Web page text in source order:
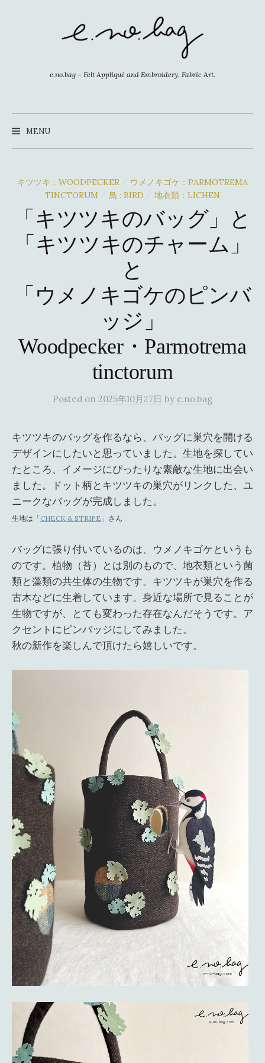
ッ
プ
e.no.bag – Felt Appliqué and Embroidery, Fabric Art.
MENU
キツツキ：WOODPECKER / ウメノキゴケ：PARMOTREMA
TINCTORUM
/ 鳥 : BIRD / 地衣類：LICHEN
「キツツキのバッグ」と
「キツツキのチャーム」
と
「ウメノキゴケのピンバ
ッジ」
Woodpecker・Parmotrema
tinctorum
Posted on 2025年10月27日 by e.no.bag
キツツキのバッグを作るなら、バッグに巣穴を開ける
デザインにしたいと思っていました。生地を探してい
たところ、イメージにぴったりな素敵な生地に出会い
ました。ドット柄とキツツキの巣穴がリンクした、ユ
ニークなバッグが完成しました。
生地は「CHECK & STRIPE 」さん
バッグに張り付いているのは、ウメノキゴケというも
のです。植物（苔）とは別のもので、地衣類という菌
類と藻類の共生体の生物です。キツツキが巣穴を作る
古木などに生着しています。身近な場所で見ることが
生物ですが、とても変わった存在なんだそうです。ア
クセントにピンバッジにしてみました。
秋の新作を楽しんで頂けたら嬉しいです。